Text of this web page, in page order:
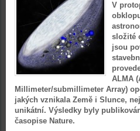
V
složité
jsou
ALMA
Millimeter/submillimeter Array)
jakých vznikala Země i Slunce,
unikátní. Výsledky byly
časopise Nature.